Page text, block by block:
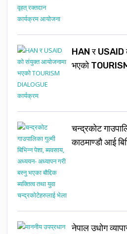
HAN र USAID
भएको
चन्द्रकोट
काठमाण्डौ आई
नेपाल उधोग